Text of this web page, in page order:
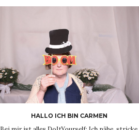
HALLO ICH BIN CARMEN